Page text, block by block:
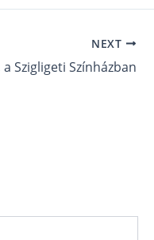
NEXT
Szigligeti Színházban